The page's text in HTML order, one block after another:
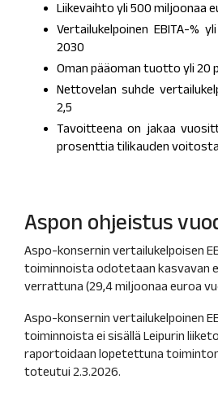
Liikevaihto yli 500 miljoonaa
Vertailukelpoinen EBITA-%
2030
Oman pääoman tuotto yli 20
Nettovelan suhde
2,5
Tavoitteena on jakaa
prosenttia tilikauden
Aspon ohjeistus
Aspo-konsernin vertailukelpoisen
toiminnoista odotetaan kasvavan
verrattuna (29,4 miljoonaa euroa
Aspo-konsernin vertailukelpoinen
toiminnoista ei sisällä Leipurin
raportoidaan lopetettuna
toteutui 2.3.2026.